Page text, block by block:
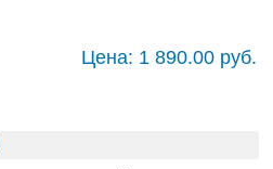
Цена: 1 890.00 руб.